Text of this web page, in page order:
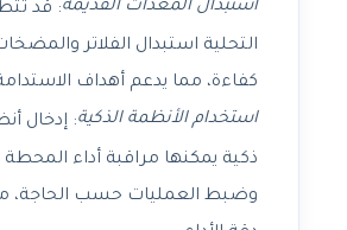
استبدال المعدات القديمة: قد
التحلية استبدال الفلاتر
كفاءة، مما يدعم أهداف
استخدام الأنظمة الذكية: إدخال
ذكية يمكنها مراقبة أداء
وضبط العمليات حسب الحاجة،